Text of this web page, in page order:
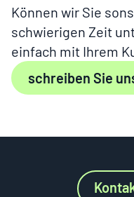
Können wir Sie
schwierigen Zeit
einfach mit Ihrem
schreiben Sie